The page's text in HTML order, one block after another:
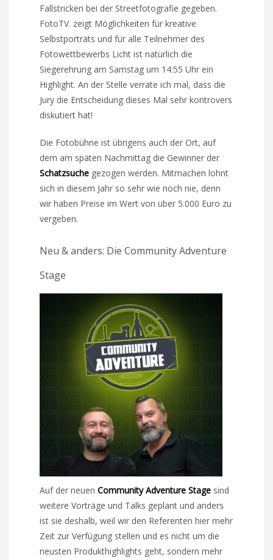
Fallstricken bei der Streetfotografie gegeben.
FotoTV. zeigt Möglichkeiten für kreative
Selbstporträts und für alle Teilnehmer des
Fotowettbewerbs Licht ist natürlich die
Siegerehrung am Samstag um 14:55 Uhr ein
Highlight. An der Stelle verrate ich mal, dass die
Jury die Entscheidung dieses Mal sehr kontrovers
diskutiert hat!
Die Fotobühne ist übrigens auch der Ort, auf
dem am späten Nachmittag die Gewinner der
Schatzsuche gezogen werden. Mitmachen lohnt
sich in diesem Jahr so sehr wie noch nie, denn
wir haben Preise im Wert von über 5.000 Euro zu
vergeben.
Neu & anders: Die Community Adventure
Stage
Auf der neuenCommunity Adventure Stage sind
weitere Vorträge und Talks geplant und anders
ist sie deshalb, weil wir den Referenten hier mehr
Zeit zur Verfügung stellen und es nicht um die
neusten Produkthighlights geht, sondern mehr